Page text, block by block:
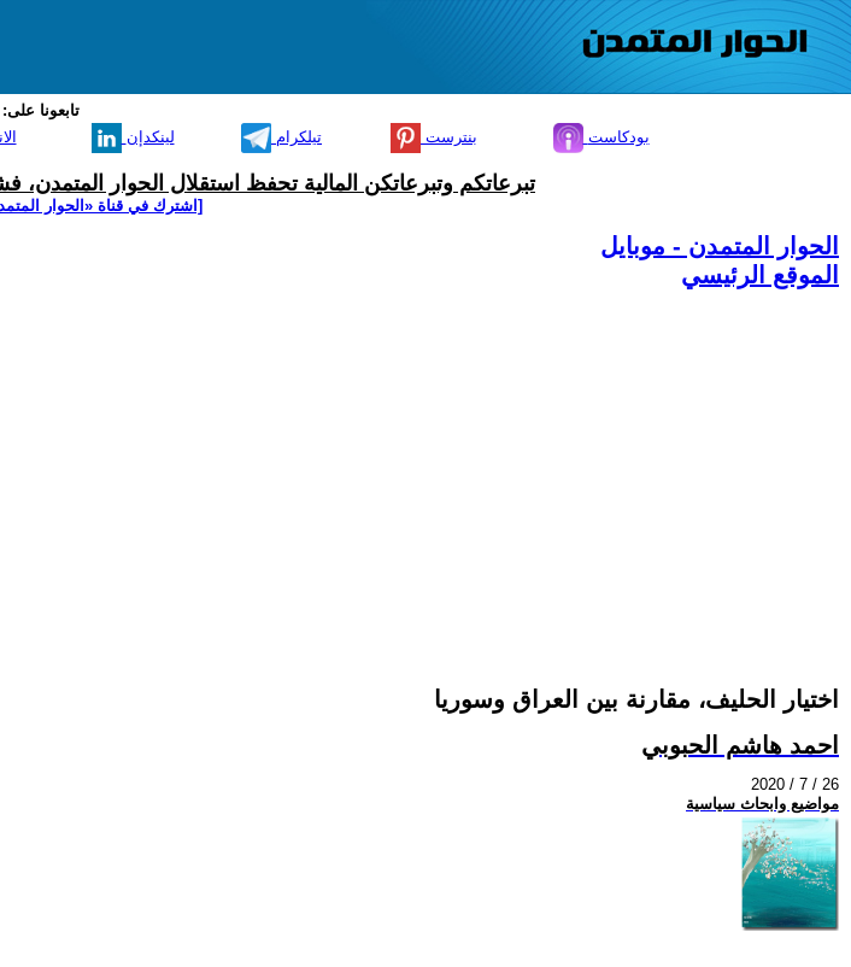
تابعونا على:
لينكدإن تيلكرام بنترست بودكاست
تبرعاتكم وتبرعاتكن المالية تحفظ استقلال الحوار
[اشترك في قناة ‫«الحوار
الحوار المتمدن - موبايل
الموقع الرئيسي
اختيار الحليف، مقارنة بين العراق وسوريا
احمد هاشم الحبوبي
2020 / 7 / 26
مواضيع وابحاث سياسية